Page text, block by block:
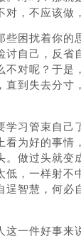
，不应该做
些困扰着你的
讨自己，反省
不对呢？于是
到失去分寸
学习管束自己
看为好的事情
做过头就变
低，一样射不
逞智慧，何必
这一件好事来